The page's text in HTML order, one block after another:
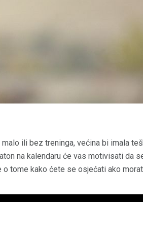
ili bez treninga, većina bi imala
na kalendaru će vas motivisati da
o tome kako ćete se osjećati ako